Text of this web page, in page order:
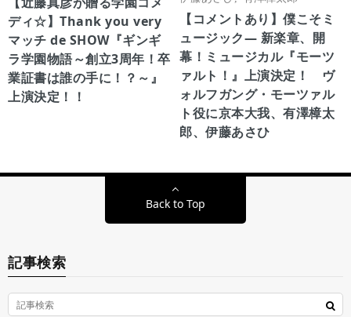
ディ☆】Thank you very
マッチ de SHOW『ギンギ
ラ学園物語～創立3周年！卒
業証書は誰の手に！？～』
上演決定！！
【コメントあり】僕こそミ
ュージック― 新楽章、開
幕！ミュージカル『モーツ
ァルト！』上演決定！ ヴ
ォルフガング・モーツァル
ト役に京本大我、有澤樟太
郎、伊藤あさひ
Back to Top
記事検索